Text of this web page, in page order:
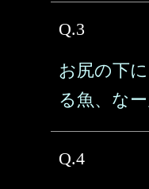
Q.3
お尻の下
る魚、な
Q.4